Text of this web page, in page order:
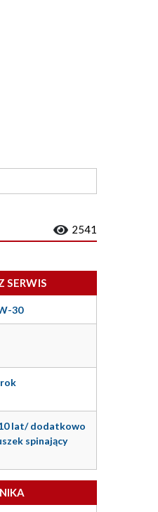
2541
SERWIS
30
rok
lat/ dodatkowo
spinający